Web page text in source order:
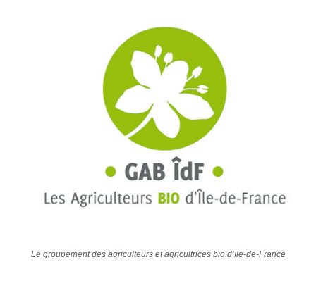
Le groupement des agriculteurs et agricultrices bio d’Ile-de-France